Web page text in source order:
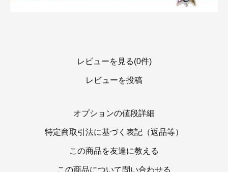
レビューを見る(0件)
レビューを投稿
オプションの値段詳細
特定商取引法に基づく表記（返品等）
この商品を友達に教える
この商品について問い合わせる